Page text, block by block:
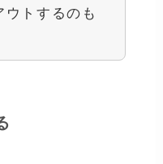
ウトするのも